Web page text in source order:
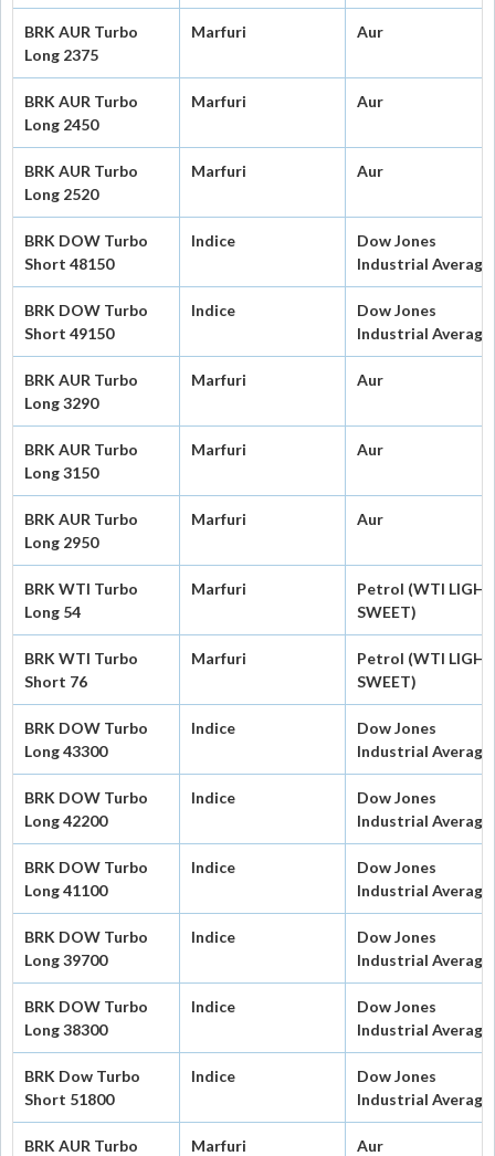
BRK AUR Turbo
Long 2375
Marfuri Aur
BRK AUR Turbo
Long 2450
Marfuri Aur
BRK AUR Turbo
Long 2520
Marfuri Aur
BRK DOW Turbo
Short 48150
Indice
Dow Jones
Industrial Average
BRK DOW Turbo
Short 49150
Indice
Dow Jones
Industrial Average
BRK AUR Turbo
Long 3290
Marfuri Aur
BRK AUR Turbo
Long 3150
Marfuri Aur
BRK AUR Turbo
Long 2950
Marfuri Aur
BRK WTI Turbo
Long 54
Marfuri
Petrol (WTI LIGHT
SWEET)
BRK WTI Turbo
Short 76
Marfuri
Petrol (WTI LIGHT
SWEET)
BRK DOW Turbo
Long 43300
Indice
Dow Jones
Industrial Average
BRK DOW Turbo
Long 42200
Indice
Dow Jones
Industrial Average
BRK DOW Turbo
Long 41100
Indice
Dow Jones
Industrial Average
BRK DOW Turbo
Long 39700
Indice
Dow Jones
Industrial Average
BRK DOW Turbo
Long 38300
Indice
Dow Jones
Industrial Average
BRK Dow Turbo
Short 51800
Indice
Dow Jones
Industrial Average
BRK AUR Turbo
Marfuri Aur